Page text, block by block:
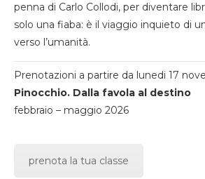
penna di Carlo Collodi, per diventare
solo una fiaba: è il viaggio inquieto di
verso l’umanità.
Prenotazioni a partire da lunedi 17
Pinocchio. Dalla favola al destino
febbraio – maggio 2026
prenota la tua classe